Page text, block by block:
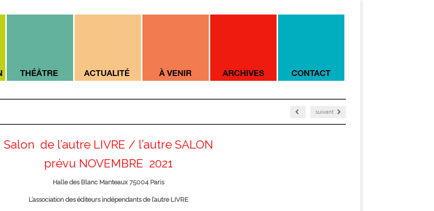
suivant
Salon de l’autre LIVRE / l’autre SALON
prévu NOVEMBRE 2021
Halle des Blanc Manteaux 75004 Paris
L’association des éditeurs indépendants de l’autre LIVRE